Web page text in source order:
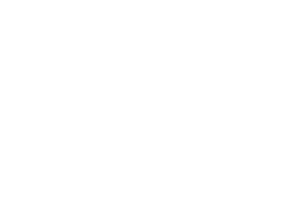
Die Konsolen, die wir bei
refurbished Nintendo
funktionieren einwandfrei.